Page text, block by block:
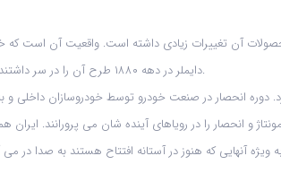
آن تغییرات زیادی داشته است. واقعیت آن است که
دایملر در دهه ۱۸۸۰ طرح آن را در سر داشتند – چهار چرخ، وزن پایین، سرعت مناسب – اما واقعیت این است که تغییرات ایجاد شده بنیادی هستند.
دوره انحصار در صنعت خودرو توسط خودروسازان
و انحصار را در رویاهای آینده شان می